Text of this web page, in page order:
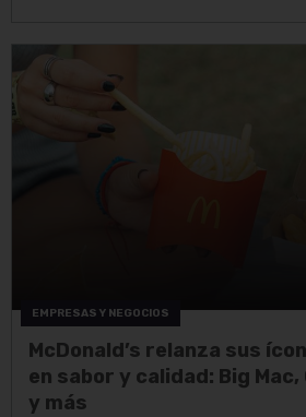
EMPRESAS Y NEGOCIOS
McDonald’s relanza sus
en sabor y calidad: Big
y más